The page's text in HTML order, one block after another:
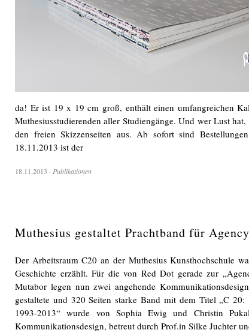
da! Er ist 19 x 19 cm groß, enthält einen umfangreichen
Muthesiusstudierenden aller Studiengänge. Und wer Lust
den freien Skizzenseiten aus. Ab sofort sind
18.11.2013 ist der
18.11.2013 · Publikationen
Muthesius gestaltet Prachtband für
Der Arbeitsraum C20 an der Muthesius Kunsthochschule
Geschichte erzählt. Für die von Red Dot gerade zur
Mutabor legen nun zwei angehende
gestaltete und 320 Seiten starke Band mit dem Titel „C
1993-2013“ wurde von Sophia Ewig und Christin
Kommunikationsdesign, betreut durch Prof.in Silke Juchter